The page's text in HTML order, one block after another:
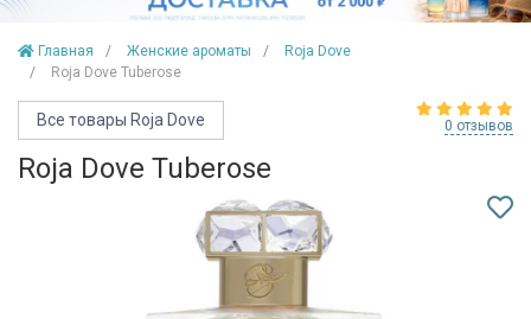
Главная Женские ароматы
Roja Dove
Roja Dove Tuberose
Все товары Roja Dove 0 отзывов
Roja Dove Tuberose